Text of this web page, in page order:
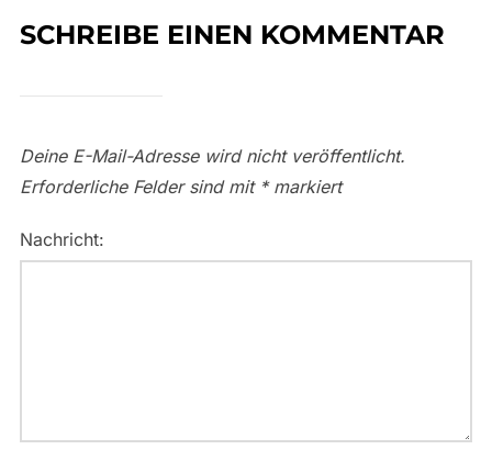
SCHREIBE EINEN KOMMENTAR
Deine E-Mail-Adresse wird nicht veröffentlicht.
Erforderliche Felder sind mit *markiert
Nachricht: